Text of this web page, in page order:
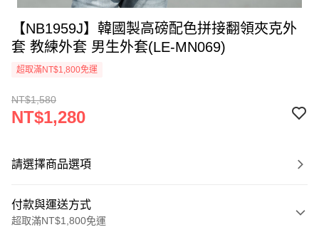
【NB1959J】韓國製高磅配色拼接翻領夾克外
套 教練外套 男生外套(LE-MN069)
超取滿NT$1,800免運
NT$1,580
NT$1,280
請選擇商品選項
付款與運送方式
超取滿NT$1,800免運